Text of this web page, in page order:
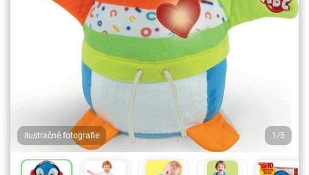
Ilustračné fotografie 1/5